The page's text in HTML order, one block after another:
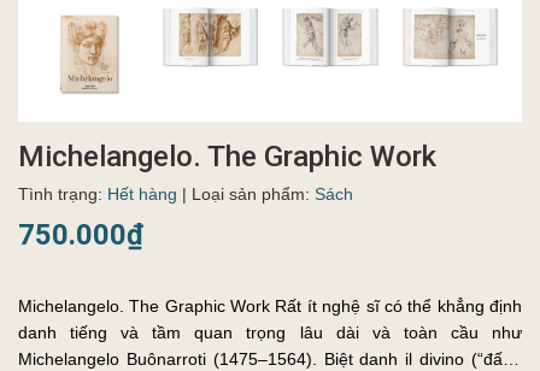
Michelangelo. The Graphic Work
Tình trạng: Hết hàng | Loại sản phẩm: Sách
750.000₫
Michelangelo. The Graphic Work Rất ít nghệ sĩ có thể khẳng định
danh tiếng và tầm quan trọng lâu dài và toàn cầu như
Michelangelo Buônarroti (1475–1564). Biệt danh il divino (“đấng